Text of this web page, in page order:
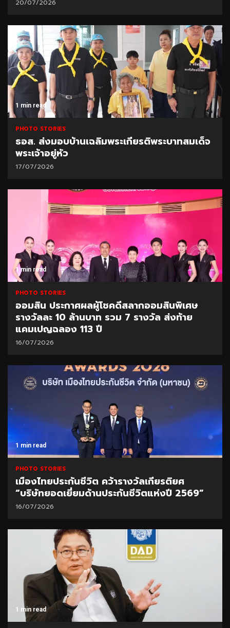
20/07/2026
1 min read
PHOTO STORIES
ธอส. ส่งมอบบ้านเฉลิมพระเกียรติพระบาทสมเด็จ
พระเจ้าอยู่หัว
17/07/2026
1 min read
PHOTO STORIES
ออมสิน ประกาศผลผู้โชคดีสลากออมสินพิเศษ
รางวัลละ 10 ล้านบาท รวม 7 รางวัล ส่งท้าย
แคมเปญฉลอง 113 ปี
16/07/2026
1 min read
PHOTO STORIES
เมืองไทยประกันชีวิต คว้ารางวัลเกียรติยศ
“บริษัทยอดเยี่ยมด้านประกันชีวิตแห่งปี 2569”
16/07/2026
1 min read